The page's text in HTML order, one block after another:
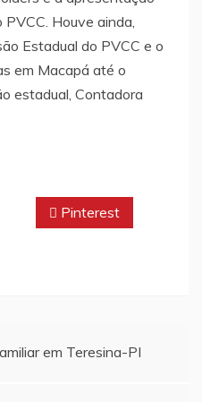
Houve ainda,
Estadual do PVCC e o
em Macapá até o
estadual, Contadora
Pinterest
em Teresina-PI